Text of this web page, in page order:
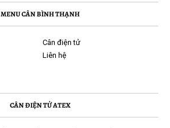
MENU CÂN BÌNH THẠNH
Cân điện tử
Liên hệ
CÂN ĐIỆN TỬ ATEX